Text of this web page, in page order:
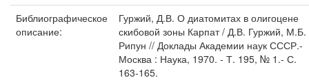
Библиографическое
описание:
Гуржий, Д.В. О диатомитах в олигоцене
скибовой зоны Карпат / Д.В. Гуржий, М.Б.
Рипун // Доклады Академии наук СССР.-
Москва : Наука, 1970. - Т. 195, № 1.- С.
163-165.